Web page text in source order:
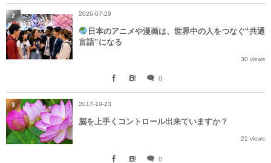
2026-07-29
日本のアニメや漫画は、世界中の人をつなぐ“共通
言語”になる
30 views
0
2
2017-10-23
脳を上手くコントロール出来ていますか？
21 views
0
3